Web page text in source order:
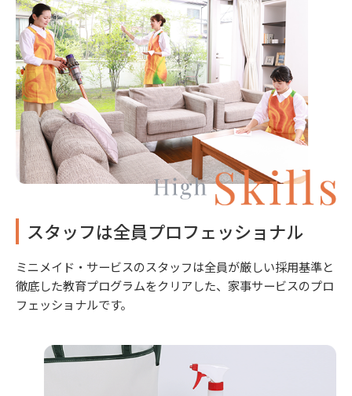
スタッフは全員プロフェッショナル
ミニメイド・サービスのスタッフは全員が厳しい採用基準と
徹底した教育プログラムをクリアした、家事サービスのプロ
フェッショナルです。